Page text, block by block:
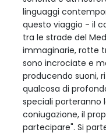
linguaggi
questo viaggio - il
tra le strade del
immaginarie, rotte
sono incrociate e
producendo suoni,
qualcosa di
speciali porteranno
coniugazione, il
partecipare". Si